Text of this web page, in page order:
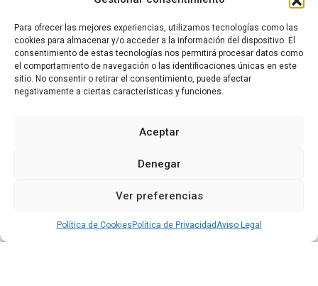
Para ofrecer las mejores experiencias, utilizamos tecnologías como las
cookies para almacenar y/o acceder a la información del dispositivo. El
consentimiento de estas tecnologías nos permitirá procesar datos como
el comportamiento de navegación o las identificaciones únicas en este
sitio. No consentir o retirar el consentimiento, puede afectar
negativamente a ciertas características y funciones.
Aceptar
Denegar
Ver preferencias
Política de Cookies Política de PrivacidadAviso Legal
Semana de Cine de Cuéllar
Sin categoría